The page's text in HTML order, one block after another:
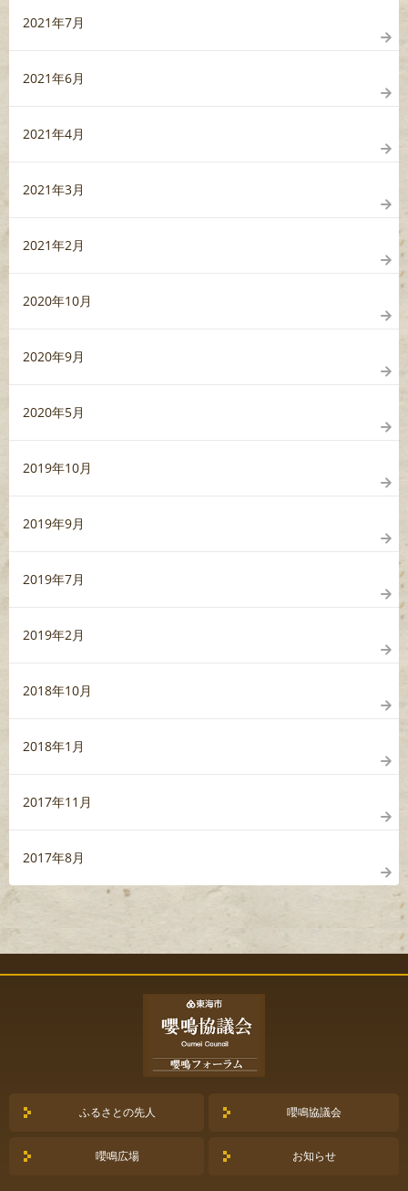
2021年7月
2021年6月
2021年4月
2021年3月
2021年2月
2020年10月
2020年9月
2020年5月
2019年10月
2019年9月
2019年7月
2019年2月
2018年10月
2018年1月
2017年11月
2017年8月
ふるさとの先人 嚶鳴協議会
嚶鳴広場 お知らせ